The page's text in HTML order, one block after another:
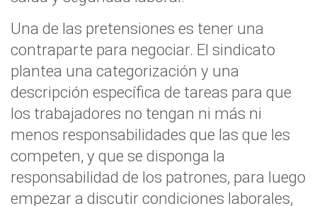
Una de las pretensiones es tener una
contraparte para negociar. El sindicato
plantea una categorización y una
descripción específica de tareas para que
los trabajadores no tengan ni más ni
menos responsabilidades que las que les
competen, y que se disponga la
responsabilidad de los patrones, para luego
empezar a discutir condiciones laborales,